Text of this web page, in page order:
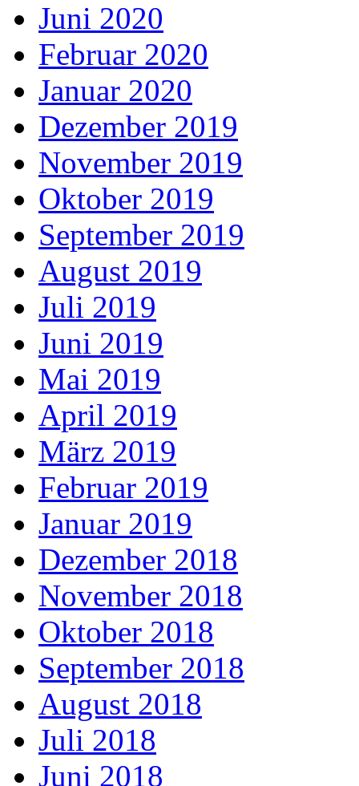
Juni 2020
Februar 2020
Januar 2020
Dezember 2019
November 2019
Oktober 2019
September 2019
August 2019
Juli 2019
Juni 2019
Mai 2019
April 2019
März 2019
Februar 2019
Januar 2019
Dezember 2018
November 2018
Oktober 2018
September 2018
August 2018
Juli 2018
Juni 2018